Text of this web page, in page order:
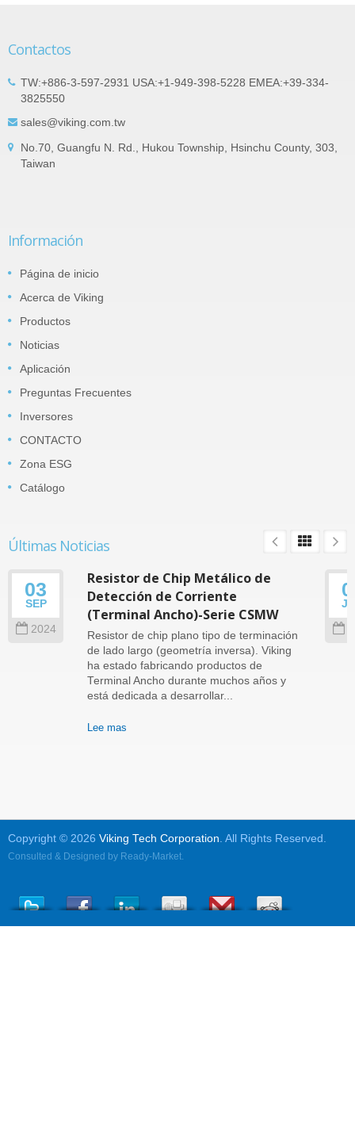
Contactos
TW:+886-3-597-2931 USA:+1-949-398-5228 EMEA:+39-334-
3825550
sales@viking.com.tw
No.70, Guangfu N. Rd., Hukou Township, Hsinchu County, 303,
Taiwan
Información
Página de inicio
Acerca de Viking
Productos
Noticias
Aplicación
Preguntas Frecuentes
Inversores
CONTACTO
Zona ESG
Catálogo
Últimas Noticias
03
SEP
2024
Resistor de Chip Metálico de
Detección de Corriente
(Terminal Ancho)-Serie CSMW
Resistor de chip plano tipo de terminación
de lado largo (geometría inversa). Viking
ha estado fabricando productos de
Terminal Ancho durante muchos años y
está dedicada a desarrollar...
Lee mas
Copyright © 2026 Viking Tech Corporation. All Rights Reserved.
Consulted & Designed by Ready-Market.